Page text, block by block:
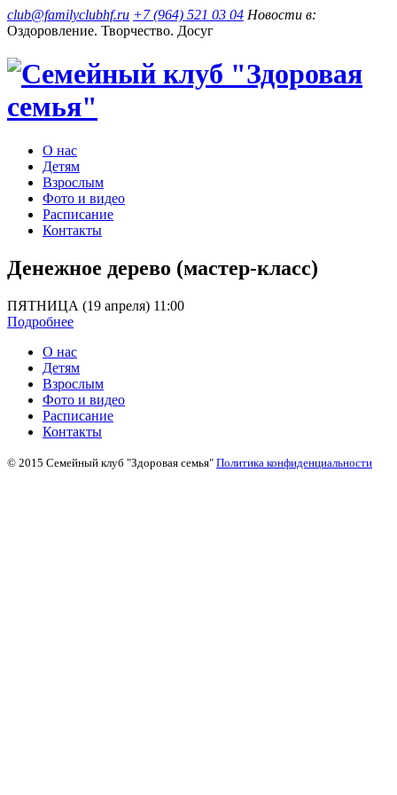
club@familyclubhf.ru +7 (964) 521 03 04 Новости в:
Оздоровление. Творчество. Досуг
О нас
Детям
Взрослым
Фото и видео
Расписание
Контакты
Денежное дерево (мастер-класс)
ПЯТНИЦА (19 апреля) 11:00
Подробнее
О нас
Детям
Взрослым
Фото и видео
Расписание
Контакты
© 2015 Семейный клуб "Здоровая семья" Политика конфиденциальности